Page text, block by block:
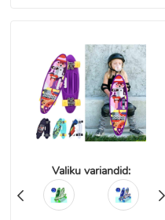
Valiku variandid: